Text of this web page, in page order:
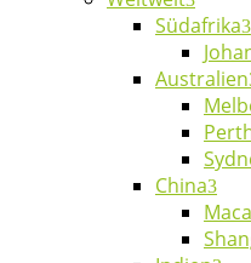
Südafrika
Australien
China